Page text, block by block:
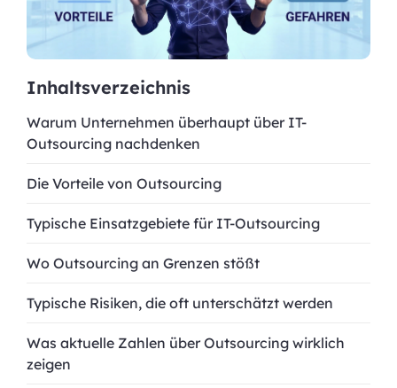
Inhaltsverzeichnis
Warum Unternehmen überhaupt über IT-
Outsourcing nachdenken
Die Vorteile von Outsourcing
Typische Einsatzgebiete für IT-Outsourcing
Wo Outsourcing an Grenzen stößt
Typische Risiken, die oft unterschätzt werden
Was aktuelle Zahlen über Outsourcing wirklich
zeigen